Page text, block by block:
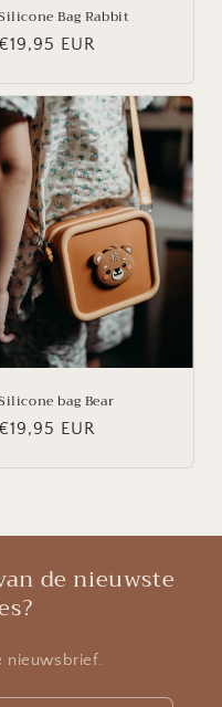
Bag Rabbit
EUR
bag Bear
EUR
de nieuwste
nieuwsbrief.